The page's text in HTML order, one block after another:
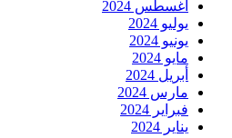
أغسطس 2024
يوليو 2024
يونيو 2024
مايو 2024
أبريل 2024
مارس 2024
فبراير 2024
يناير 2024